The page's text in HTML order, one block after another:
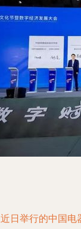
日举行的中国电